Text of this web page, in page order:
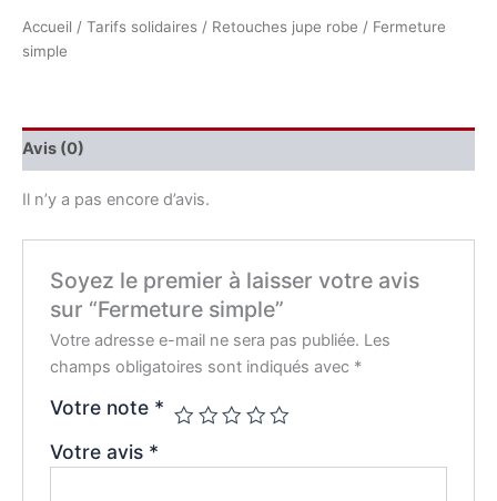
Accueil / Tarifs solidaires / Retouches jupe robe / Fermeture
simple
Avis (0)
Il n’y a pas encore d’avis.
Soyez le premier à laisser votre avis
sur “Fermeture simple”
Votre adresse e-mail ne sera pas publiée. Les
champs obligatoires sont indiqués avec *
Votre note *
Votre avis *